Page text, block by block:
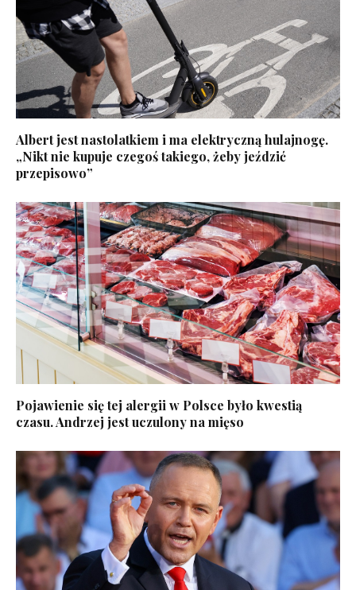
Albert jest nastolatkiem i ma elektryczną hulajnogę.
„Nikt nie kupuje czegoś takiego, żeby jeździć
przepisowo”
Pojawienie się tej alergii w Polsce było kwestią
czasu. Andrzej jest uczulony na mięso